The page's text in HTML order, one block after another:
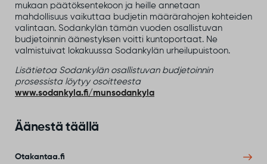
mukaan päätöksentekoon ja heille annetaan
mahdollisuus vaikuttaa budjetin määrärahojen kohteiden
valintaan. Sodankylän tämän vuoden osallistuvan
budjetoinnin äänestyksen voitti kuntoportaat. Ne
valmistuivat lokakuussa Sodankylän urheilupuistoon.
Lisätietoa Sodankylän osallistuvan budjetoinnin
prosessista löytyy osoitteesta
www.sodankyla.fi/munsodankyla
Äänestä täällä
Otakantaa.fi